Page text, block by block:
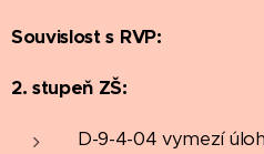
Souvislost s RVP:
2. stupeň ZŠ:
D-9-4-04 vymezí